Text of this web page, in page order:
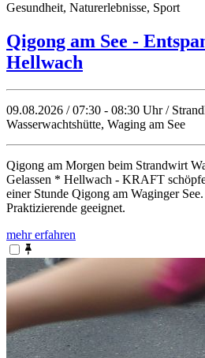
Gesundheit, Naturerlebnisse, Sport
Qigong am See -
Hellwach
09.08.2026 / 07:30 - 08:30 Uhr /
Wasserwachtshütte, Waging am See
Qigong am Morgen beim Strandwirt
Gelassen * Hellwach - KRAFT
einer Stunde Qigong am Waginger
Praktizierende geeignet.
mehr erfahren